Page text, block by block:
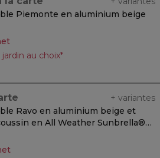
Piemonte en aluminium beige
au choix*
+ variantes
Ravo en aluminium beige et
en All Weather Sunbrella®